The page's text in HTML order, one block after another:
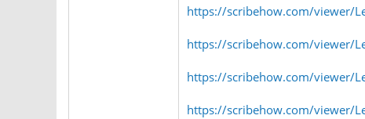
https://scribehow.com/viewer/
https://scribehow.com/viewer/
https://scribehow.com/viewer/
https://scribehow.com/viewer/